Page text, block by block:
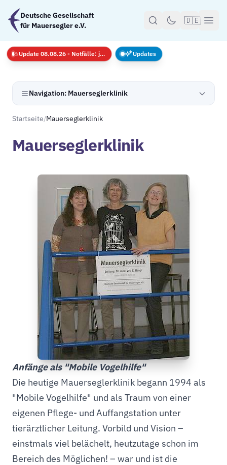
Zum Hauptinhalt springen
Deutsche Gesellschaft
für Mauersegler e.V.
🇩🇪
Navigation: Mauerseglerklinik
Startseite/Mauerseglerklinik
Mauerseglerklinik
Anfänge als "Mobile Vogelhilfe"
Die heutige Mauerseglerklinik begann 1994 als
"Mobile Vogelhilfe" und als Traum von einer
eigenen Pflege- und Auffangstation unter
tierärztlicher Leitung. Vorbild und Vision –
einstmals viel belächelt, heutzutage schon im
Bereich des Möglichen! – war und ist die
Update 08.08.26 - Notfälle: jederzeit · GS nur mit Anmeldug
Updates